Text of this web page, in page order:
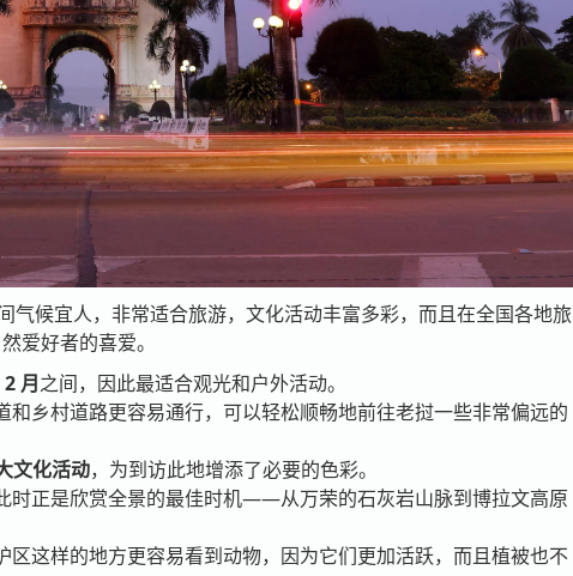
气候宜人，非常适合旅游，文化活动丰富多彩，而且在全国各地旅
爱好者的喜爱。
月之间，因此最适合观光和户外活动。
和乡村道路更容易通行，可以轻松顺畅地前往老挝一些非常偏远的
文化活动，为到访此地增添了必要的色彩。
时正是欣赏全景的最佳时机——从万荣的石灰岩山脉到博拉文高原
区这样的地方更容易看到动物，因为它们更加活跃，而且植被也不